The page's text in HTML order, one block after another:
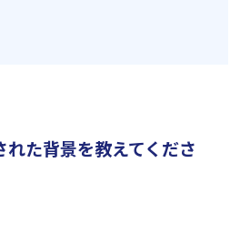
た背景を教えてくださ